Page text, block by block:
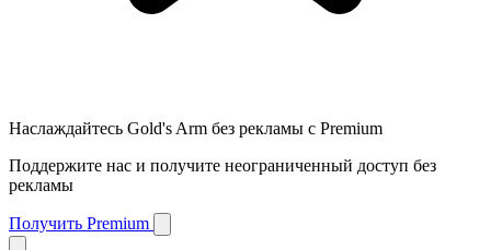
Наслаждайтесь Gold's Arm без рекламы с Premium
Поддержите нас и получите неограниченный доступ без
рекламы
Получить Premium